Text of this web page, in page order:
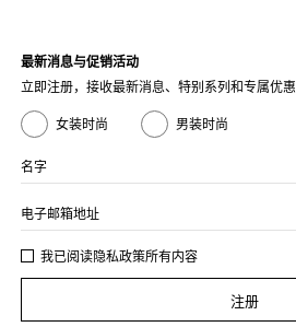
最新消息与促销活动
立即注册，接收最新消息、特别系列和专属优惠
女装时尚 男装时尚
名字
电子邮箱地址
我已阅读隐私政策所有内容
注册